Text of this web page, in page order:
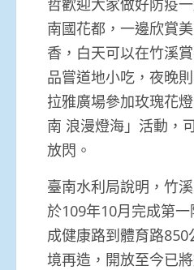
南國花都，一邊欣賞
香，白天可以在竹溪
品嘗道地小吃，夜晚
拉雅廣場參加玫瑰花
南 浪漫燈海」活動，
放閃。
臺南水利局說明，竹
於109年10月完成第
成健康路到體育路
境再造，開放至今已